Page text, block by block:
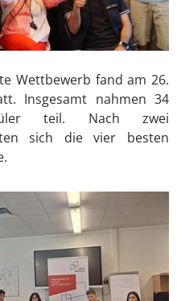
Wettbewerb fand am 26.
Insgesamt nahmen 34
teil. Nach zwei
sich die vier besten